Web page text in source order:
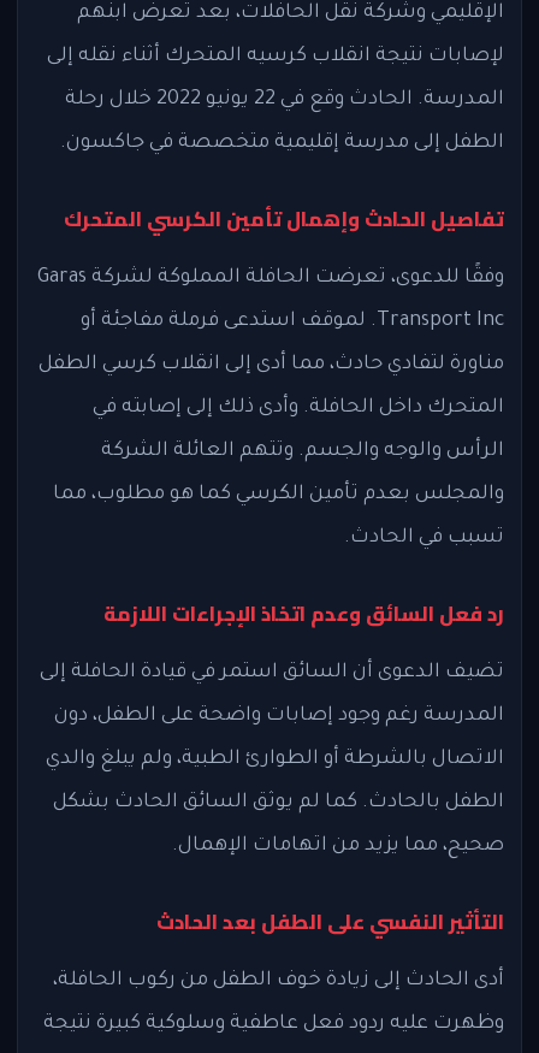
الإقليمي وشركة نقل الحافلات، بعد تعرض ابنهم
لإصابات نتيجة انقلاب كرسيه المتحرك أثناء نقله إلى
المدرسة. الحادث وقع في 22 يونيو 2022 خلال رحلة
الطفل إلى مدرسة إقليمية متخصصة في جاكسون.
تفاصيل الحادث وإهمال تأمين الكرسي المتحرك
وفقًا للدعوى، تعرضت الحافلة المملوكة لشركة Garas
Transport Inc. لموقف استدعى فرملة مفاجئة أو
مناورة لتفادي حادث، مما أدى إلى انقلاب كرسي الطفل
المتحرك داخل الحافلة. وأدى ذلك إلى إصابته في
الرأس والوجه والجسم. وتتهم العائلة الشركة
والمجلس بعدم تأمين الكرسي كما هو مطلوب، مما
تسبب في الحادث.
رد فعل السائق وعدم اتخاذ الإجراءات اللازمة
تضيف الدعوى أن السائق استمر في قيادة الحافلة إلى
المدرسة رغم وجود إصابات واضحة على الطفل، دون
الاتصال بالشرطة أو الطوارئ الطبية، ولم يبلغ والدي
الطفل بالحادث. كما لم يوثق السائق الحادث بشكل
صحيح، مما يزيد من اتهامات الإهمال.
التأثير النفسي على الطفل بعد الحادث
أدى الحادث إلى زيادة خوف الطفل من ركوب الحافلة،
وظهرت عليه ردود فعل عاطفية وسلوكية كبيرة نتيجة